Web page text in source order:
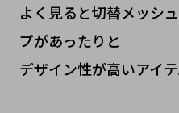
よく見ると切替メッシ
プがあったりと
デザイン性が高いアイ